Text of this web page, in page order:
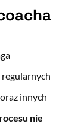
innych
nie